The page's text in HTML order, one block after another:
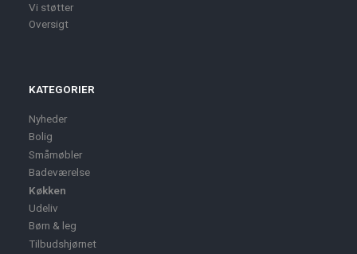
Vi støtter
Oversigt
KATEGORIER
Nyheder
Bolig
Småmøbler
Badeværelse
Køkken
Udeliv
Børn & leg
Tilbudshjørnet